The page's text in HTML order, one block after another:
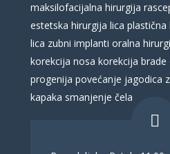
maksilofacijalna hirurgija
estetska hirurgija lica plastična
lica zubni implanti oralna
korekcija nosa korekcija brade
progenija povećanje jagodica
kapaka smanjenje čela